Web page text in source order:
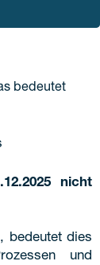
bedeutet
nicht
bedeutet dies
und